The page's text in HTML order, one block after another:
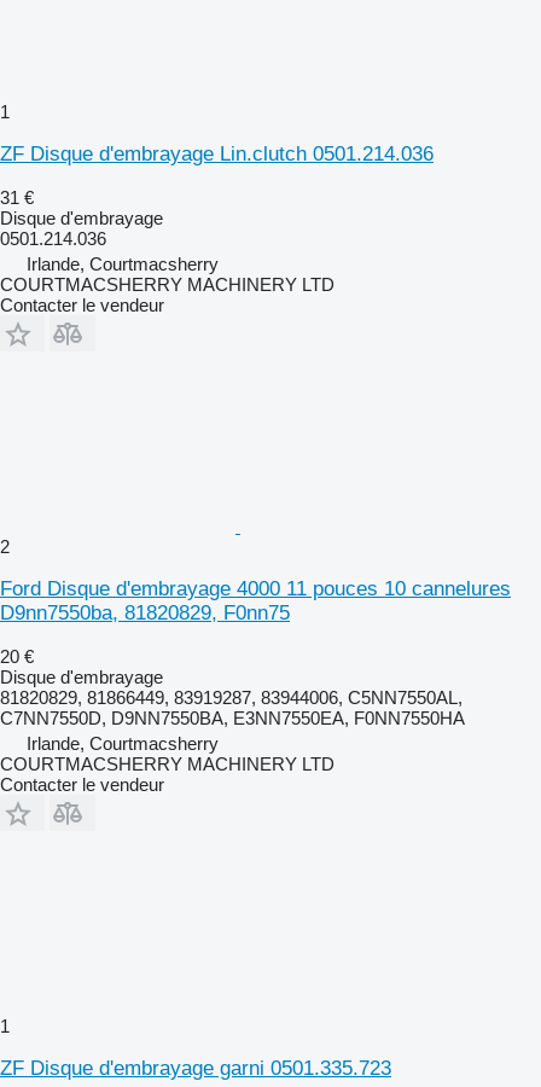
1
ZF Disque d'embrayage Lin.clutch 0501.214.036
31 €
Disque d'embrayage
0501.214.036
Irlande, Courtmacsherry
COURTMACSHERRY MACHINERY LTD
Contacter le vendeur
2
Ford Disque d'embrayage 4000 11 pouces 10 cannelures
D9nn7550ba, 81820829, F0nn75
20 €
Disque d'embrayage
81820829, 81866449, 83919287, 83944006, C5NN7550AL,
C7NN7550D, D9NN7550BA, E3NN7550EA, F0NN7550HA
Irlande, Courtmacsherry
COURTMACSHERRY MACHINERY LTD
Contacter le vendeur
1
ZF Disque d'embrayage garni 0501.335.723